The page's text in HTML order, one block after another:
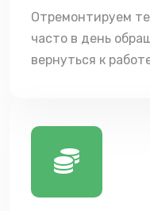
Отремонтируем
часто в день
вернуться к